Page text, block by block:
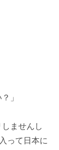
？」
ませんし
って日本に